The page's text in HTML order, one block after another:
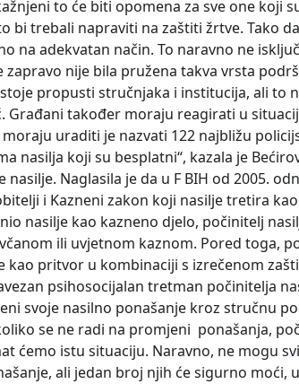
to će biti opomena za sve one koji
bi trebali napraviti na zaštiti žrtve. Tako
na adekvatan način. To naravno ne
nije bila pružena takva vrsta
propusti stručnjaka i institucija, ali to
Građani također moraju reagirati u
uraditi je nazvati 122 najbližu
nasilja koji su besplatni“, kazala je
Naglasila je da u F BIH od 2005.
i Kazneni zakon koji nasilje tretira
nasilje kao kazneno djelo, počinitelj
ili uvjetnom kaznom. Pored toga,
kao pritvor u kombinaciji s izrečenom
psihosocijalan tretman počinitelja
svoje nasilno ponašanje kroz stručnu
se ne radi na promjeni ponašanja,
ćemo istu situaciju. Naravno, ne mogu
ali jedan broj njih će sigurno moći,